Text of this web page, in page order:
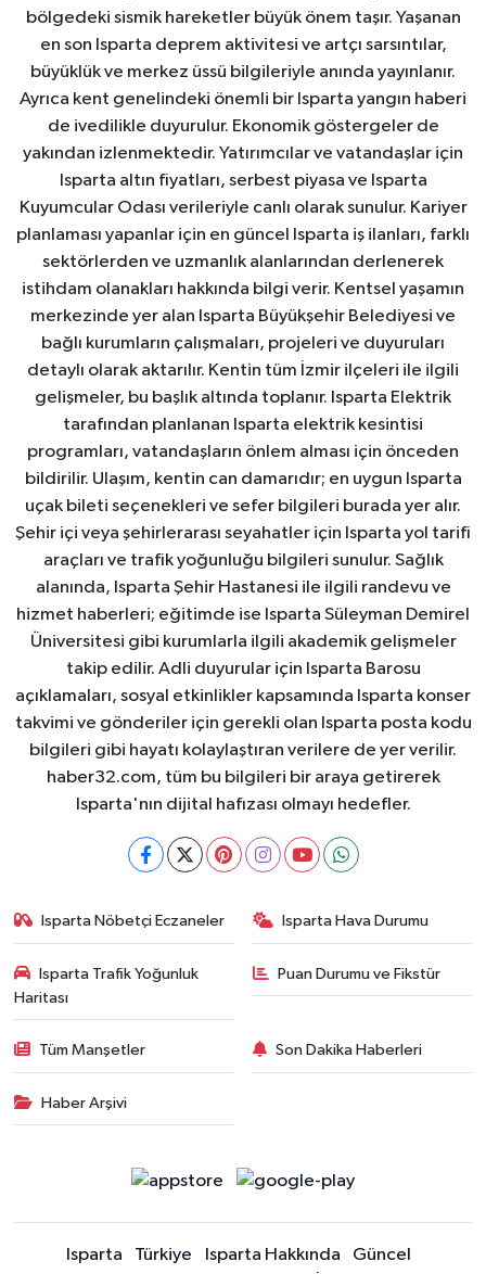
bölgedeki sismik hareketler büyük önem taşır. Yaşanan
en son Isparta deprem aktivitesi ve artçı sarsıntılar,
büyüklük ve merkez üssü bilgileriyle anında yayınlanır.
Ayrıca kent genelindeki önemli bir Isparta yangın haberi
de ivedilikle duyurulur. Ekonomik göstergeler de
yakından izlenmektedir. Yatırımcılar ve vatandaşlar için
Isparta altın fiyatları, serbest piyasa ve Isparta
Kuyumcular Odası verileriyle canlı olarak sunulur. Kariyer
planlaması yapanlar için en güncel Isparta iş ilanları, farklı
sektörlerden ve uzmanlık alanlarından derlenerek
istihdam olanakları hakkında bilgi verir. Kentsel yaşamın
merkezinde yer alan Isparta Büyükşehir Belediyesi ve
bağlı kurumların çalışmaları, projeleri ve duyuruları
detaylı olarak aktarılır. Kentin tüm İzmir ilçeleri ile ilgili
gelişmeler, bu başlık altında toplanır. Isparta Elektrik
tarafından planlanan Isparta elektrik kesintisi
programları, vatandaşların önlem alması için önceden
bildirilir. Ulaşım, kentin can damarıdır; en uygun Isparta
uçak bileti seçenekleri ve sefer bilgileri burada yer alır.
Şehir içi veya şehirlerarası seyahatler için Isparta yol tarifi
araçları ve trafik yoğunluğu bilgileri sunulur. Sağlık
alanında, Isparta Şehir Hastanesi ile ilgili randevu ve
hizmet haberleri; eğitimde ise Isparta Süleyman Demirel
Üniversitesi gibi kurumlarla ilgili akademik gelişmeler
takip edilir. Adli duyurular için Isparta Barosu
açıklamaları, sosyal etkinlikler kapsamında Isparta konser
takvimi ve gönderiler için gerekli olan Isparta posta kodu
bilgileri gibi hayatı kolaylaştıran verilere de yer verilir.
haber32.com, tüm bu bilgileri bir araya getirerek
Isparta'nın dijital hafızası olmayı hedefler.
Isparta Nöbetçi Eczaneler Isparta Hava Durumu
Isparta Trafik Yoğunluk
Haritası
Puan Durumu ve Fikstür
Tüm Manşetler Son Dakika Haberleri
Haber Arşivi
Isparta Türkiye Isparta Hakkında
Güncel